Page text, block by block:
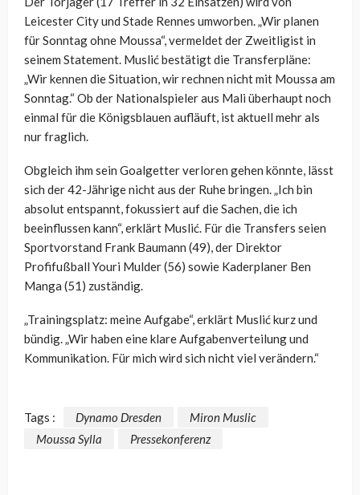
Leicester City und Stade Rennes umworben. „Wir planen
für Sonntag ohne Moussa“, vermeldet der Zweitligist in
seinem Statement. Muslić bestätigt die Transferpläne:
„Wir kennen die Situation, wir rechnen nicht mit Moussa am
Sonntag.“ Ob der Nationalspieler aus Mali überhaupt noch
einmal für die Königsblauen aufläuft, ist aktuell mehr als
nur fraglich.
Obgleich ihm sein Goalgetter verloren gehen könnte, lässt
sich der 42-Jährige nicht aus der Ruhe bringen. „Ich bin
absolut entspannt, fokussiert auf die Sachen, die ich
beeinflussen kann“, erklärt Muslić. Für die Transfers seien
Sportvorstand Frank Baumann (49), der Direktor
Profifußball Youri Mulder (56) sowie Kaderplaner Ben
Manga (51) zuständig.
„Trainingsplatz: meine Aufgabe“, erklärt Muslić kurz und
bündig. „Wir haben eine klare Aufgabenverteilung und
Kommunikation. Für mich wird sich nicht viel verändern.“
Tags : Dynamo Dresden
Miron Muslic
Moussa Sylla
Pressekonferenz